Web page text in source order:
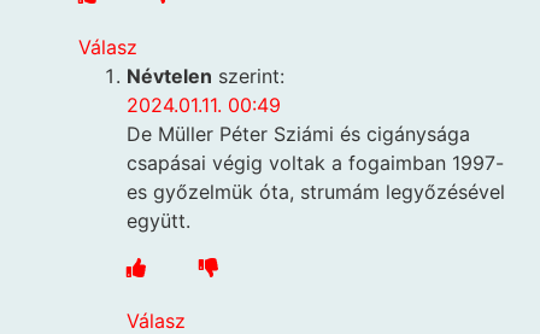
Válasz
Névtelen szerint:
2024.01.11. 00:49
De Müller Péter Sziámi és cigánysága
csapásai végig voltak a fogaimban 1997-
es győzelmük óta, strumám legyőzésével
együtt.
Válasz